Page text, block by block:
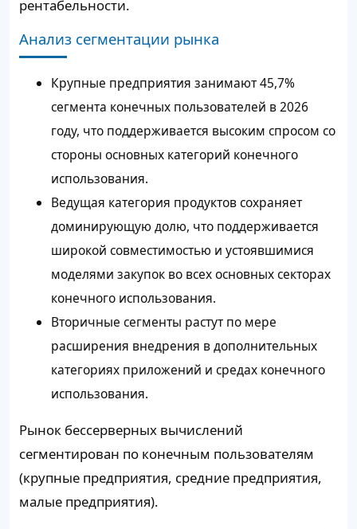
рентабельности.
Анализ сегментации рынка
Крупные предприятия занимают 45,7%
сегмента конечных пользователей в 2026
году, что поддерживается высоким спросом со
стороны основных категорий конечного
использования.
Ведущая категория продуктов сохраняет
доминирующую долю, что поддерживается
широкой совместимостью и устоявшимися
моделями закупок во всех основных секторах
конечного использования.
Вторичные сегменты растут по мере
расширения внедрения в дополнительных
категориях приложений и средах конечного
использования.
Рынок бессерверных вычислений
сегментирован по конечным пользователям
(крупные предприятия, средние предприятия,
малые предприятия).